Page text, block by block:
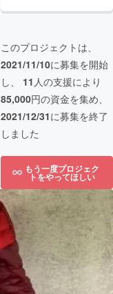
このプロジェクトは、
2021/11/10に募集を開始
し、 11 人の支援により
85,000円の資金を集め、
2021/12/31に募集を終了
しました
もう一度プロジェク
トをやってほしい